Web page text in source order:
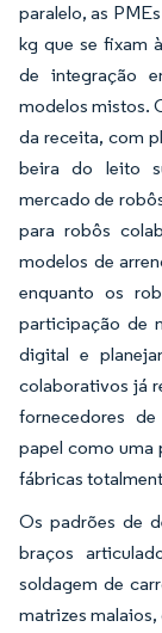
paralelo, as
kg que se fixam
de integração
modelos mistos.
da receita, com
beira do leito
mercado de
para robôs
modelos de
enquanto os
participação de
digital e
colaborativos já
fornecedores
papel como uma
fábricas
Os padrões de
braços
soldagem de
matrizes